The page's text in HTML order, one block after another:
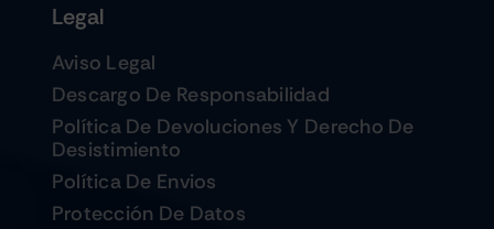
Legal
Aviso Legal
Descargo De Responsabilidad
Política De Devoluciones Y Derecho De
Desistimiento
Política De Envios
Protección De Datos